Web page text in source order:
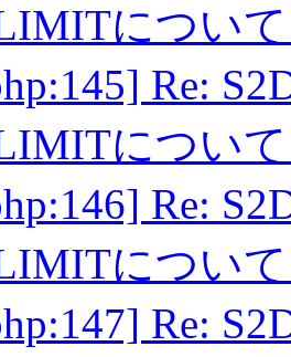
につい
Re:
につい
Re:
につい
Re: